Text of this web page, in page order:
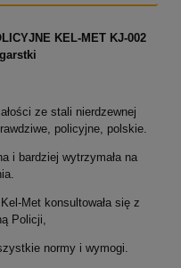
KEL-MET KJ-002
ze stali nierdzewnej
policyjne, polskie.
i bardziej wytrzymała na
Met konsultowała się z
Policji,
normy i wymogi.